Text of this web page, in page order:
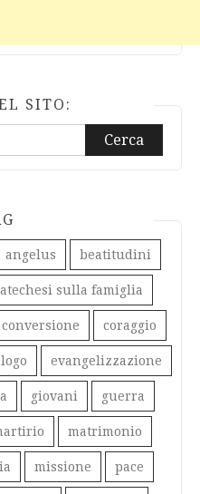
SITO:
angelus beatitudini
sulla famiglia
conversione coraggio
evangelizzazione
giovani guerra
matrimonio
missione pace